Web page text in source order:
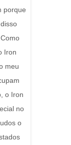
porque
Iron
meu
o Iron
no
o